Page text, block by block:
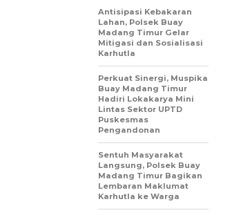
Antisipasi Kebakaran
Lahan, Polsek Buay
Madang Timur Gelar
Mitigasi dan Sosialisasi
Karhutla
Perkuat Sinergi, Muspika
Buay Madang Timur
Hadiri Lokakarya Mini
Lintas Sektor UPTD
Puskesmas
Pengandonan
Sentuh Masyarakat
Langsung, Polsek Buay
Madang Timur Bagikan
Lembaran Maklumat
Karhutla ke Warga